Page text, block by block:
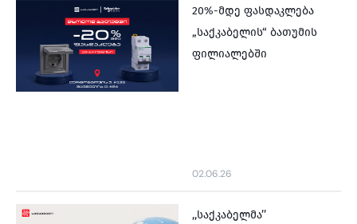
20%-მდე ფასდაკლება
„საქკაბელის“ ბათუმის
ფილიალებში
02.06.26
,,საქკაბელმა’’